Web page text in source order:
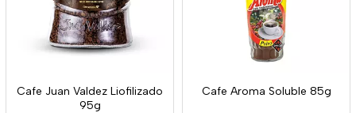
Cafe Juan Valdez Liofilizado
95g
Cafe Aroma Soluble 85g